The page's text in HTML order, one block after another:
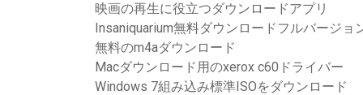
映画の再生に役立つダウンロードアプリ
Insaniquarium無料ダウンロードフルバージョ
無料のm4aダウンロード
Macダウンロード用のxerox c60ドライバー
Windows 7組み込み標準ISOをダウンロード